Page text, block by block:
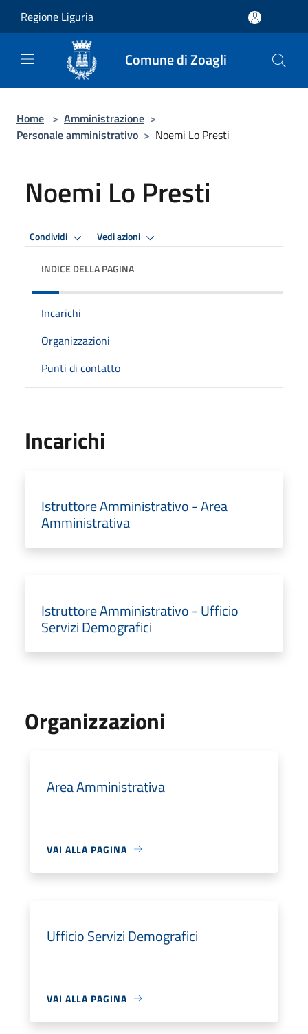
Regione Liguria
Comune di Zoagli
Home > Amministrazione >
Personale amministrativo > Noemi Lo Presti
Noemi Lo Presti
Condividi Vedi azioni
INDICE DELLA PAGINA
Incarichi
Organizzazioni
Punti di contatto
Incarichi
Istruttore Amministrativo - Area
Amministrativa
Istruttore Amministrativo - Ufficio
Servizi Demografici
Organizzazioni
Area Amministrativa
VAI ALLA PAGINA
Ufficio Servizi Demografici
VAI ALLA PAGINA